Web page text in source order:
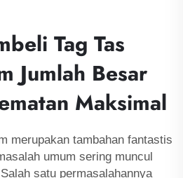
Tag Tas
Jumlah Besar
Maksimal
merupakan tambahan fantastis
umum sering muncul
satu permasalahannya